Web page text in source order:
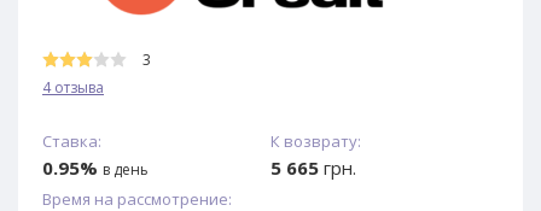
3
4 отзыва
Ставка:
0.95% в день
К возврату:
5 665 грн.
Время на рассмотрение: